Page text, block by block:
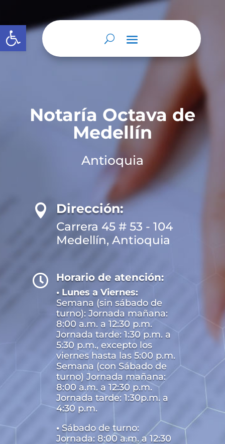
Abrir barra de herramientas
Notaría Octava de
Medellín
Antioquia
 Dirección:
Carrera 45 # 53 - 104
Medellín, Antioquia
 Horario de atención:
• Lunes a Viernes:
Semana (sin sábado de
turno): Jornada mañana:
8:00 a.m. a 12:30 p.m.
Jornada tarde: 1:30 p.m. a
5:30 p.m., excepto los
viernes hasta las 5:00 p.m.
Semana (con Sábado de
turno) Jornada mañana:
8:00 a.m. a 12:30 p.m.
Jornada tarde: 1:30p.m. a
4:30 p.m.
• Sábado de turno:
Jornada: 8:00 a.m. a 12:30